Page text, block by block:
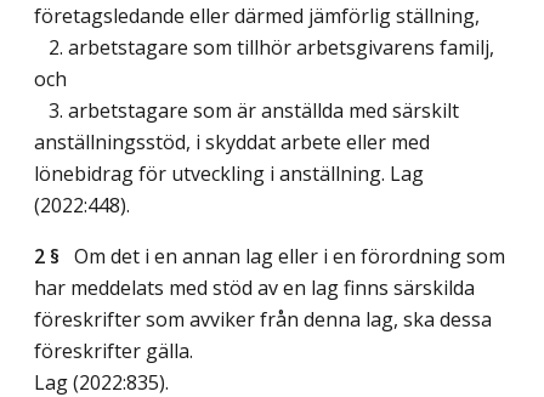
företagsledande eller därmed jämförlig ställning,
2. arbetstagare som tillhör arbetsgivarens familj,
och
3. arbetstagare som är anställda med särskilt
anställningsstöd, i skyddat arbete eller med
lönebidrag för utveckling i anställning. Lag
(2022:448).
2 § Om det i en annan lag eller i en förordning som
har meddelats med stöd av en lag finns särskilda
föreskrifter som avviker från denna lag, ska dessa
föreskrifter gälla.
Lag (2022:835).